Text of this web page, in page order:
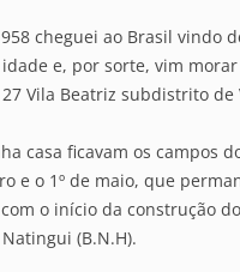
cheguei ao Brasil vindo
e, por sorte, vim morar
Vila Beatriz subdistrito de
casa ficavam os campos
e o 1º de maio, que
o início da construção
(B.N.H).